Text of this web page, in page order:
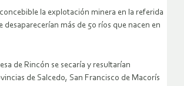
la explotación minera en la referida
más de 50 ríos que nacen en
de Rincón se secaría y resultarían
de Salcedo, San Francisco de Macorís